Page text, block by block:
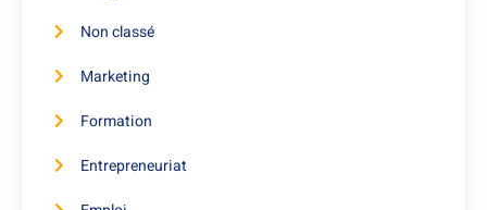
Non classé
Marketing
Formation
Entrepreneuriat